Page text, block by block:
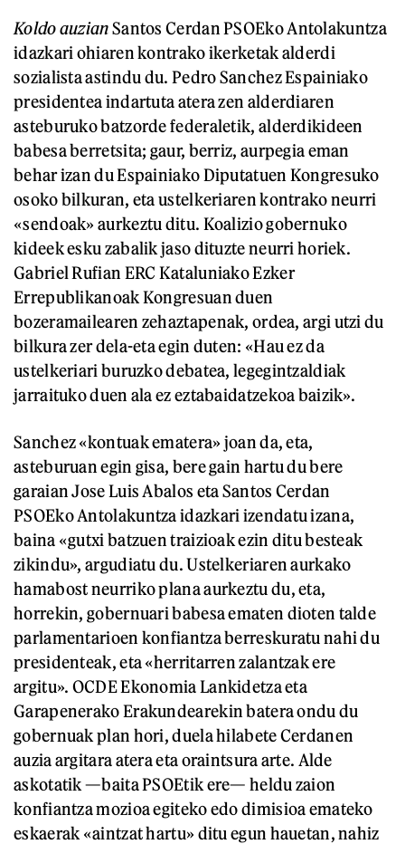
Koldo auzianSantos Cerdan PSOEko Antolakuntza
idazkari ohiaren kontrako ikerketak alderdi
sozialista astindu du. Pedro Sanchez Espainiako
presidentea indartuta atera zen alderdiaren
asteburuko batzorde federaletik, alderdikideen
babesa berretsita; gaur, berriz, aurpegia eman
behar izan du Espainiako Diputatuen Kongresuko
osoko bilkuran, eta ustelkeriaren kontrako neurri
«sendoak» aurkeztu ditu. Koalizio gobernuko
kideek esku zabalik jaso dituzte neurri horiek.
Gabriel Rufian ERC Kataluniako Ezker
Errepublikanoak Kongresuan duen
bozeramailearen zehaztapenak, ordea, argi utzi du
bilkura zer dela-eta egin duten: «Hau ez da
ustelkeriari buruzko debatea, legegintzaldiak
jarraituko duen ala ez eztabaidatzekoa baizik».
Sanchez «kontuak ematera» joan da, eta,
asteburuan egin gisa, bere gain hartu du bere
garaian Jose Luis Abalos eta Santos Cerdan
PSOEko Antolakuntza idazkari izendatu izana,
baina «gutxi batzuen traizioak ezin ditu besteak
zikindu», argudiatu du. Ustelkeriaren aurkako
hamabost neurriko plana aurkeztu du, eta,
horrekin, gobernuari babesa ematen dioten talde
parlamentarioen konfiantza berreskuratu nahi du
presidenteak, eta «herritarren zalantzak ere
argitu». OCDE Ekonomia Lankidetza eta
Garapenerako Erakundearekin batera ondu du
gobernuak plan hori, duela hilabete Cerdanen
auzia argitara atera eta oraintsura arte. Alde
askotatik —baita PSOEtik ere— heldu zaion
konfiantza mozioa egiteko edo dimisioa emateko
eskaerak «aintzat hartu» ditu egun hauetan, nahiz